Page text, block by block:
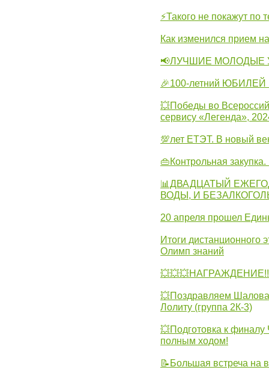
⚡Такого не покажут по
Как изменился прием
📢ЛУЧШИЕ МОЛОДЫЕ
🎉100-летний ЮБИЛЕЙ
💥Победы во
сервису «Легенда»,
💯лет ЕТЭТ. В новый
👜Контрольная
📊ДВАДЦАТЫЙ
ВОДЫ, И
20 апреля прошел
Итоги дистанционного
Олимп знаний
💥Поздравляем
Лолиту (группа 2К-3)
💥Подготовка к
полным ходом!
📝Большая встреча на